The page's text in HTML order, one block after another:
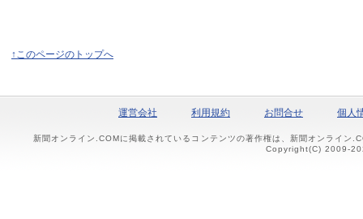
↑このページのトップへ
運営会社 利用規約 お問合せ 個人
新聞オンライン.COMに掲載されているコンテンツの著作権は、新聞オンライン
Copyright(C) 2009-